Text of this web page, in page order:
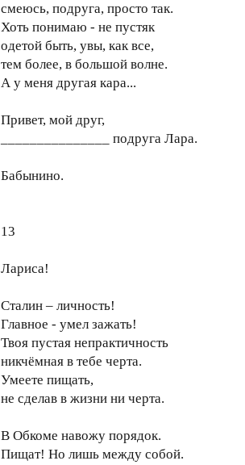
смеюсь, подруга, просто так.
Хоть понимаю - не пустяк
одетой быть, увы, как все,
тем более, в большой волне.
А у меня другая кара...
Привет, мой друг,
_______________ подруга Лара.
Бабынино.
13
Лариса!
Сталин – личность!
Главное - умел зажать!
Твоя пустая непрактичность
никчёмная в тебе черта.
Умеете пищать,
не сделав в жизни ни черта.
В Обкоме навожу порядок.
Пищат! Но лишь между собой.